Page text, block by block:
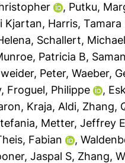
, Putku,
Kjartan, Harris, Tamara
, Schallert, Michael
Patricia B,
Peter,Waeber,
, Froguel, Philippe ,
, Kraja, Aldi, Zhang,
, Metter, Jeffrey E
Fabian ,
Jaspal S, Zhang,